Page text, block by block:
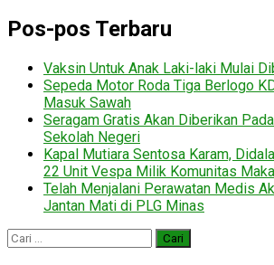
Pos-pos Terbaru
Vaksin Untuk Anak Laki-laki Mulai
Sepeda Motor Roda Tiga Berlogo
Masuk Sawah
Seragam Gratis Akan Diberikan
Sekolah Negeri
Kapal Mutiara Sentosa Karam,
22 Unit Vespa Milik Komunitas
Telah Menjalani Perawatan Medis
Jantan Mati di PLG Minas
Cari